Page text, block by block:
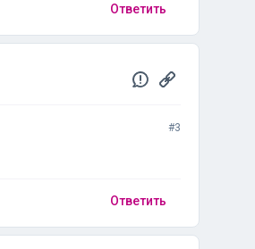
Ответить
#3
Ответить